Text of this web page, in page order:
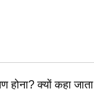
होना? क्यों कहा जाता